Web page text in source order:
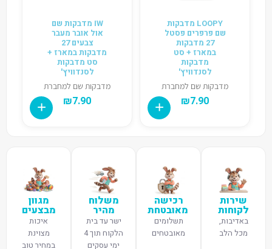
LOOPY מדבקות
שם פרפרים פסטל
27 מדבקות
במארז + סט
מדבקות
לסנדוויץ'
מדבקות שם למחברת
₪7.90
IW מדבקות שם
אול אובר מעבר
צבעים 27
מדבקות במארז +
סט מדבקות
לסנדוויץ'
מדבקות שם למחברת
₪7.90
שירות
לקוחות
באדיבות,
מכל הלב
רכישה
מאובטחת
תשלומים
מאובטחים
משלוח
מהיר
ישר עד בית
הלקוח תוך 4
ימי עסקים
מגוון
מבצעים
איכות
מצוינת
במחיר טוב